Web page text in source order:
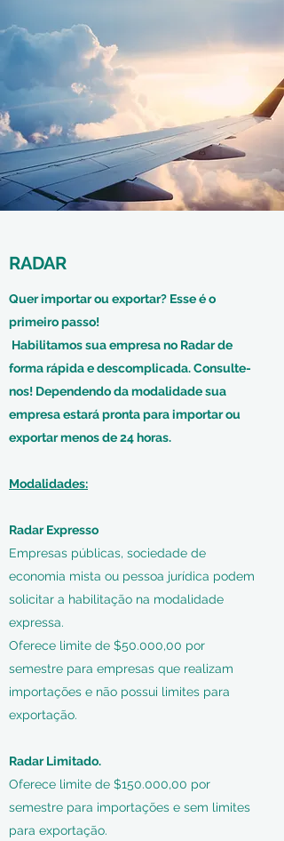
RADAR
Quer importar ou exportar? Esse é o
primeiro passo!
Habilitamos sua empresa no Radar de
forma rápida e descomplicada. Consulte-
nos! Dependendo da modalidade sua
empresa estará pronta para importar ou
exportar menos de 24 horas.
Modalidades:
Radar Expresso
Empresas públicas, sociedade de
economia mista ou pessoa jurídica podem
solicitar a habilitação na modalidade
expressa.
Oferece limite de $50.000,00 por
semestre para empresas que realizam
importações e não possui limites para
exportação.
Radar Limitado.
Oferece limite de $150.000,00 por
semestre para importações e sem limites
para exportação.